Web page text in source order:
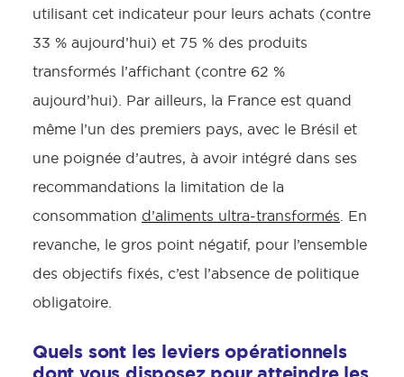
utilisant cet indicateur pour leurs achats (contre
33 % aujourd’hui) et 75 % des produits
transformés l’affichant (contre 62 %
aujourd’hui). Par ailleurs, la France est quand
même l’un des premiers pays, avec le Brésil et
une poignée d’autres, à avoir intégré dans ses
recommandations la limitation de la
consommation d’aliments ultra-transformés . En
revanche, le gros point négatif, pour l’ensemble
des objectifs fixés, c’est l’absence de politique
obligatoire.
Quels sont les leviers opérationnels